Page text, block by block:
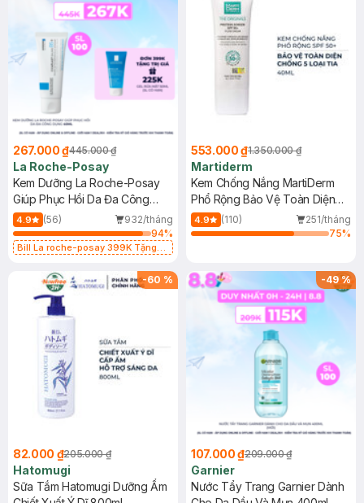
267.000 ₫445.000 ₫
La Roche-Posay
Kem Dưỡng La Roche-Posay
Giúp Phục Hồi Da Đa Công
Dụng 40ml
4.9 (56)
932/tháng
94%
Bill La roche-posay 399K Tặng
(SL có hạn)
553.000 ₫1.350.000 ₫
Martiderm
Kem Chống Nắng MartiDerm
Phổ Rộng Bảo Vệ Toàn Diện
40ml
4.9 (110)
251/tháng
75%
-60 %
82.000 ₫205.000 ₫
Hatomugi
Sữa Tắm Hatomugi Dưỡng Ẩm
-49%
107.000 ₫209.000 ₫
Garnier
Nước Tẩy Trang Garnier Dành